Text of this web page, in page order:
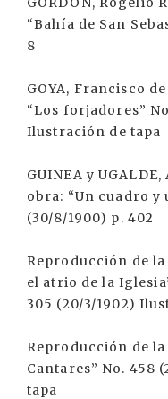
“Bahía de San
8
GOYA, Francisco
“Los forjadores”
Ilustración de tapa
GUINEA y
obra: “Un cuadro y
(30/8/1900) p. 402
Reproducción de
el atrio de la
305 (20/3/1902)
Reproducción de
Cantares” No. 458
tapa